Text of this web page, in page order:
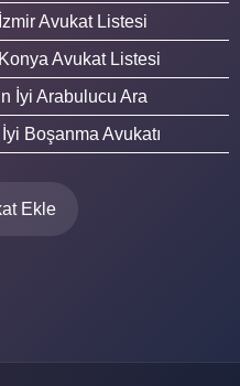
Avukat Listesi
Avukat Listesi
İyi Arabulucu Ara
Boşanma Avukatı
Ekle